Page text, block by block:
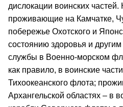
дислокации воинских
проживающие на Камчатке,
побережье Охотского и
состоянию здоровья и
службы в Военно-морском
как правило, в воинские
Тихоокеанского флота;
Архангельской областях – в